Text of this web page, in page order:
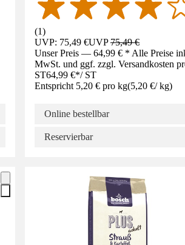
(1)
UVP: 75,49 €UVP75,49 €
Unser Preis — 64,99 € * Alle Preise
MwSt. und ggf. zzgl. Versandkosten
ST64,99 €*/ ST
Entspricht 5,20 € pro kg(5,20 €/ kg)
Online bestellbar
Reservierbar